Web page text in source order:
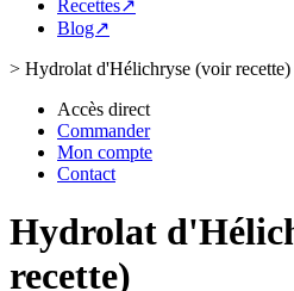
Recettes↗
Blog↗
> Hydrolat d'Hélichryse (voir recette)
Accès direct
Commander
Mon compte
Contact
Hydrolat
recette)